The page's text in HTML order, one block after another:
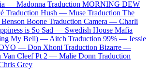
— Madonna Traduction MORNING DEW
Traduction Hush — Muse Traduction The
Benson Boone Traduction Camera — Charli
is So Sad — Swedish House Mafia
My Bell) — Aitch Traduction 99% — Jessie
— Don Xhoni Traduction Bizarre —
Van Cleef Pt 2 — Malie Donn Traduction
Grey